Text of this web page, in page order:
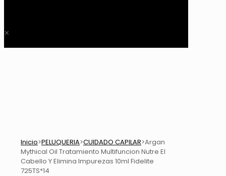
✕
Inicio>PELUQUERIA>CUIDADO CAPILAR>Argan
Mythical Oil Tratamiento Multifuncion Nutre El
Cabello Y Elimina Impurezas 10ml Fidelite
725TS*14